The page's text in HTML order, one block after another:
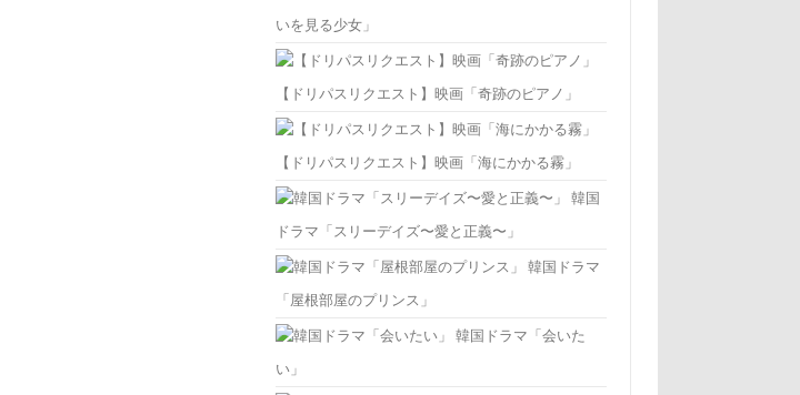
いを見る少女」
【ドリパスリクエスト】映画「奇跡のピアノ」
【ドリパスリクエスト】映画「海にかかる霧」
韓国
ドラマ「スリーデイズ〜愛と正義〜」
韓国ドラマ
「屋根部屋のプリンス」
韓国ドラマ「会いた
い」